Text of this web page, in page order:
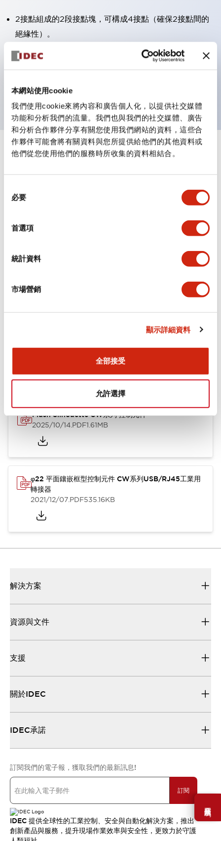
本網站使用cookie
我們使用cookie來將內容和廣告個人化，以提供社交媒體
功能和分析我們的流量。我們也與我們的社交媒體、廣告
和分析合作夥伴分享有關您使用我們網站的資料，這些合
作夥伴可能會將有關資料與您所提供給他們的其他資料或
他們從您使用他們的服務時所收集的資料相結合。
必要
首選項
統計資料
市場營銷
顯示詳細資料
全部接受
允許選擇
需要幫助嗎？
2接點組成的2段接點塊，可構成4接點（確保2接點間的
絕緣性）。
面板深度39.9mm（※11段接點塊）、59.9mm（※22段
接點塊）。可實現省空間設計。
防護結構
規格
審美規範
電氣規範（額定照明部分）
環境規範
機械規格
型錄和宣傳手冊 CAD檔 認證與標準
Flush Silhouette CW系列 控制元件
2025/10/14.PDF1.61MB
φ22 平面鑲嵌框型控制元件 CW系列USB/RJ45工業用
轉接器
2021/12/07.PDF535.16KB
解決方案
資源與文件
支援
關於IDEC
IDEC承諾
訂閱我們的電子報，獲取我們的最新訊息!
訂閱
IDEC 提供全球性的工業控制、安全與自動化解決方案，推出
創新產品與服務，提升現場作業效率與安全性，更致力於守護